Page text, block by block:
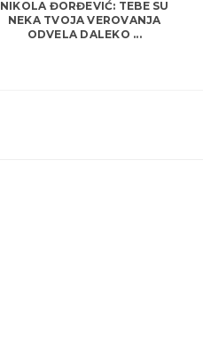
NIKOLA ĐORĐEVIĆ: TEBE SU
NEKA TVOJA VEROVANJA
ODVELA DALEKO ...